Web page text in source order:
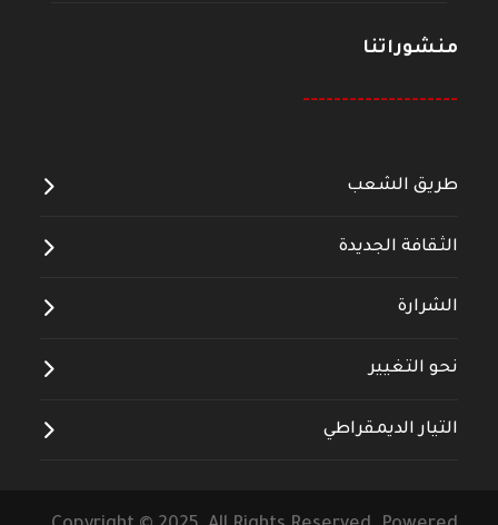
منشوراتنا
--------------------
طريق الشعب
الثقافة الجديدة
الشرارة
نحو التغيير
التيار الديمقراطي